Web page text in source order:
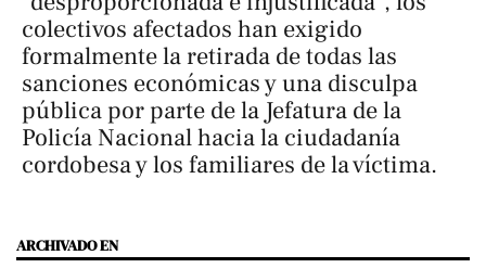
colectivos afectados han exigido
formalmente la retirada de todas las
sanciones económicas y una disculpa
pública por parte de la Jefatura de la
Policía Nacional hacia la ciudadanía
cordobesa y los familiares de la víctima.
ARCHIVADO EN